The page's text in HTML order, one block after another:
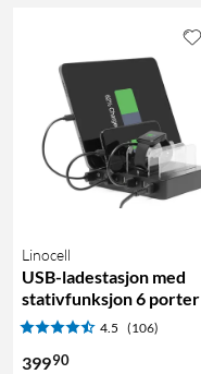
Linocell
USB-ladestasjon med
stativfunksjon 6 porter
4.5 (106)
39990